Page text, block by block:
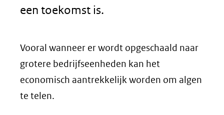
een toekomst is.
Vooral wanneer er wordt opgeschaald naar
grotere bedrijfseenheden kan het
economisch aantrekkelijk worden om algen
te telen.